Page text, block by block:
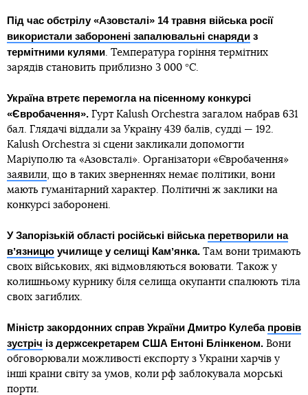
Під час обстрілу «Азовсталі» 14 травня війська росії
використали заборонені запалювальні снаряди з
термітними кулями. Температура горіння термітних
зарядів становить приблизно 3 000 °C.
Україна втретє перемогла на пісенному конкурсі
«Євробачення». Гурт Kalush Orchestra загалом набрав 631
бал. Глядачі віддали за Україну 439 балів, судді — 192.
Kalush Orchestra зі сцени закликали допомогти
Маріуполю та «Азовсталі». Організатори «Євробачення»
заявили, що в таких зверненнях немає політики, вони
мають гуманітарний характер. Політичні ж заклики на
конкурсі заборонені.
У Запорізькій області російські війська перетворили на
вʼязницю училище у селищі Камʼянка. Там вони тримають
своїх військових, які відмовляються воювати. Також у
колишньому курнику біля селища окупанти спалюють тіла
своїх загиблих.
Міністр закордонних справ України Дмитро Кулеба провів
зустріч із держсекретарем США Ентоні Блінкеном. Вони
обговорювали можливості експорту з України харчів у
інші країни світу за умов, коли рф заблокувала морські
порти.